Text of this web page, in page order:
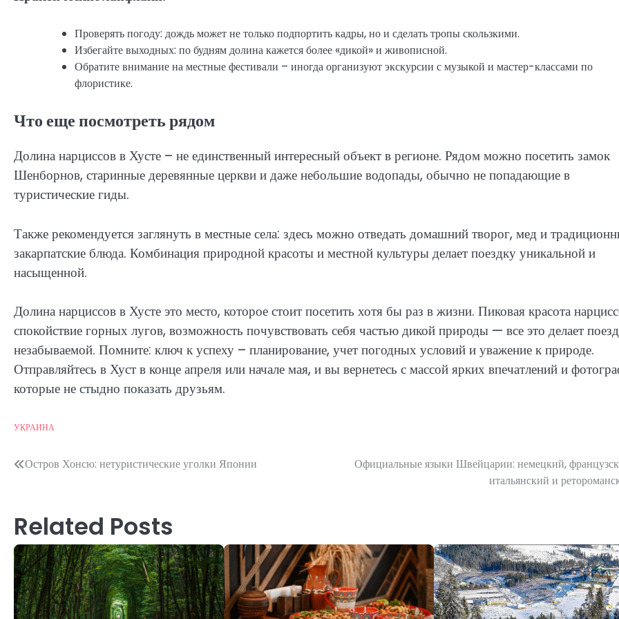
Проверять погоду: дождь может не только подпортить кадры, но и сделать тропы скользкими.
Избегайте выходных: по будням долина кажется более «дикой» и живописной.
Обратите внимание на местные фестивали – иногда организуют экскурсии с музыкой и мастер-классами по
флористике.
Что еще посмотреть рядом
Долина нарциссов в Хусте – не единственный интересный объект в регионе. Рядом можно посетить замок
Шенборнов, старинные деревянные церкви и даже небольшие водопады, обычно не попадающие в
туристические гиды.
Также рекомендуется заглянуть в местные села: здесь можно отведать домашний творог, мед и
закарпатские блюда. Комбинация природной красоты и местной культуры делает поездку уникальной и
насыщенной.
Долина нарциссов в Хусте это место, которое стоит посетить хотя бы раз в жизни. Пиковая красота
спокойствие горных лугов, возможность почувствовать себя частью дикой природы — все это делает
незабываемой. Помните: ключ к успеху – планирование, учет погодных условий и уважение к природе.
Отправляйтесь в Хуст в конце апреля или начале мая, и вы вернетесь с массой ярких впечатлений и
которые не стыдно показать друзьям.
УКРАИНА
Post
Остров Хонсю: нетуристические уголки Японии
Официальные языки Швейцарии: немецкий,
итальянский и
Related Posts